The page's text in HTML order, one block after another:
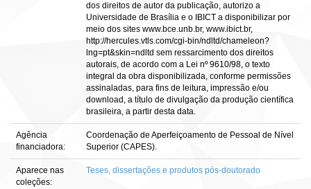
dos direitos de autor da publicação, autorizo a
Universidade de Brasília e o IBICT a disponibilizar por
meio dos sites www.bce.unb.br, www.ibict.br,
http://hercules.vtls.com/cgi-bin/ndltd/chameleon?
lng=pt&skin=ndltd sem ressarcimento dos direitos
autorais, de acordo com a Lei nº 9610/98, o texto
integral da obra disponibilizada, conforme permissões
assinaladas, para fins de leitura, impressão e/ou
download, a título de divulgação da produção científica
brasileira, a partir desta data.
Agência
financiadora:
Coordenação de Aperfeiçoamento de Pessoal de Nível
Superior (CAPES).
Aparece nas
coleções:
Teses, dissertações e produtos pós-doutorado